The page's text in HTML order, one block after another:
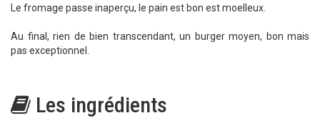
Le fromage passe inaperçu, le pain est bon est moelleux.
Au final, rien de bien transcendant, un burger moyen, bon mais
pas exceptionnel.
Les ingrédients